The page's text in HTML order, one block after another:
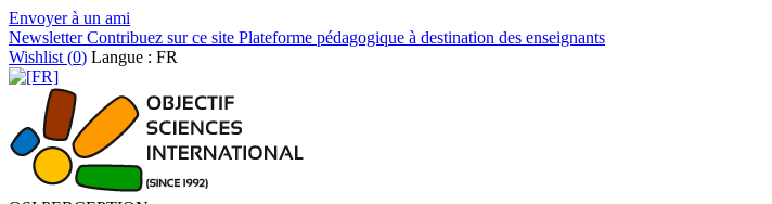
Envoyer à un ami
NewsletterContribuez sur ce site Plateforme pédagogique à destination des enseignants
Wishlist (0) Langue : FR